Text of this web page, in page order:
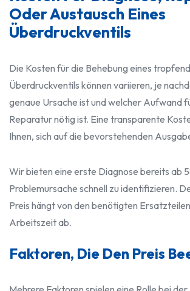
Oder Austausch Eines
Überdruckventils
Die Kosten für die Behebung eines
Überdruckventils können variieren, je
genaue Ursache ist und welcher Aufwand
Reparatur nötig ist. Eine transparente
Ihnen, sich auf die bevorstehenden
Wir bieten eine erste Diagnose bereits ab
Problemursache schnell zu identifizieren.
Preis hängt von den benötigten
Arbeitszeit ab.
Faktoren, Die Den Preis